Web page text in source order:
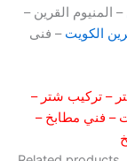
– المنيوم القرين –
الكويت – فنى
– تركيب شتر –
– فني مطابخ –